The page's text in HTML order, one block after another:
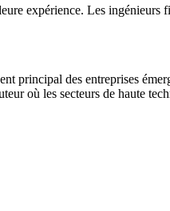
expérience. Les ingénieurs
principal des entreprises
où les secteurs de haute